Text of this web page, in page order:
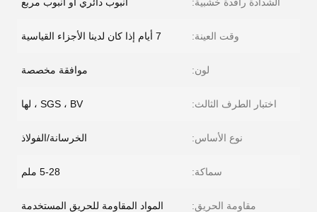
وقت العينة: 7 أيام إذا كان لدينا الأجزاء القياسية
لون: موافقة مخصصة
اختبار الطرف الثالث: SGS ، BV ، لها
نوع الأساس: الخرسانة/الفولاذ
سماكة: 5-28 ملم
مقاومة الحريق: المواد المقاومة للحريق المستخدمة